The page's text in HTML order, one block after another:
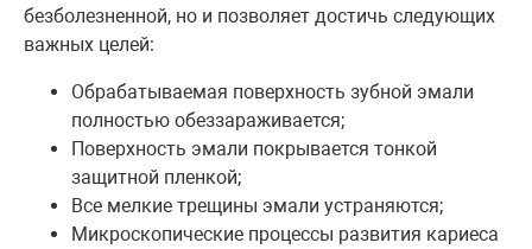
безболезненной, но и позволяет достичь следующих
важных целей:
Обрабатываемая поверхность зубной эмали
полностью обеззараживается;
Поверхность эмали покрывается тонкой
защитной пленкой;
Все мелкие трещины эмали устраняются;
Микроскопические процессы развития кариеса